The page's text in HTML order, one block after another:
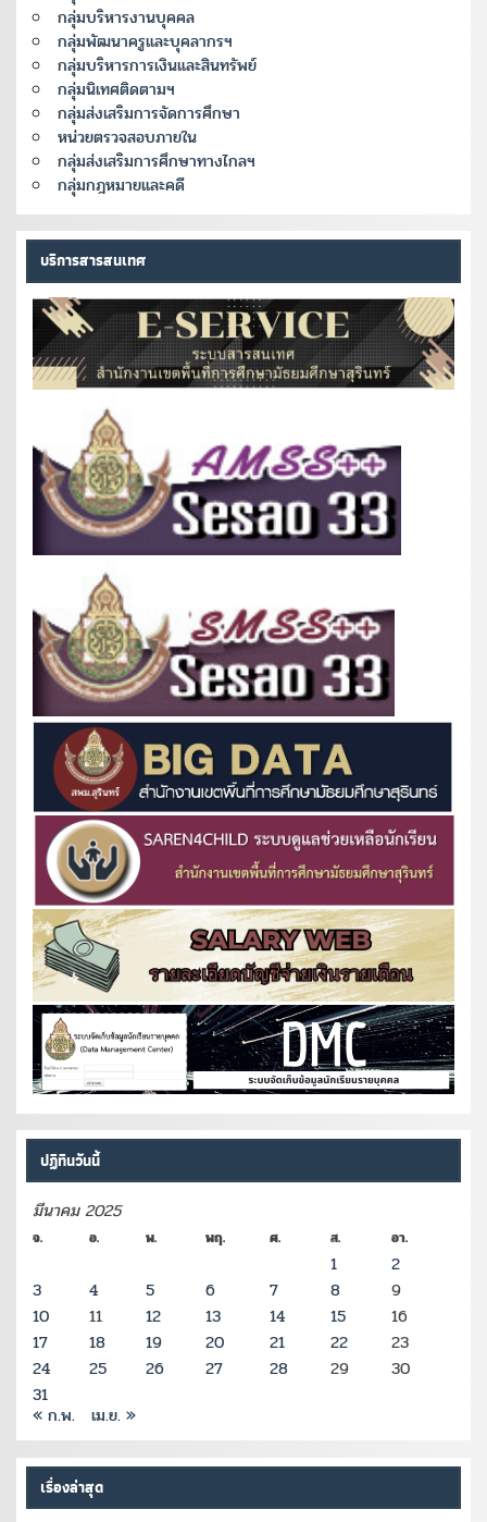
กลุ่มบริหารงานบุคคล
กลุ่มพัฒนาครูและบุคลากรฯ
กลุ่มบริหารการเงินและสินทรัพย์
กลุ่มนิเทศติดตามฯ
กลุ่มส่งเสริมการจัดการศึกษา
หน่วยตรวจสอบภายใน
กลุ่มส่งเสริมการศึกษาทางไกลฯ
กลุ่มกฎหมายและคดี
บริการสารสนเทศ
ปฏิทินวันนี้
มีนาคม 2025
จ. อ. พ. พฤ. ศ. ส. อา.
1
2
3
4 5 6 7 8
9
10
11 12 13 14 15
16
17
18 19 20 21 22
23
24
25 26 27 28 29
30
31
« ก.พ. เม.ย. »
เรื่องล่าสุด